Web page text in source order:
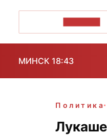
МИНСК 18:43
Политика